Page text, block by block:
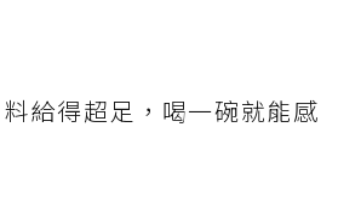
給得超足，喝一碗就能感